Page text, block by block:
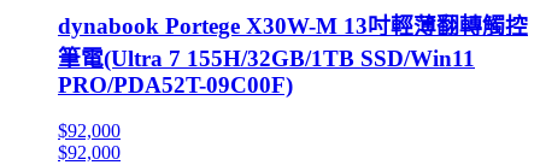
dynabook Portege X30W-M 13吋輕薄翻轉觸控
筆電(Ultra 7 155H/32GB/1TB SSD/Win11
PRO/PDA52T-09C00F)
$92,000
$92,000